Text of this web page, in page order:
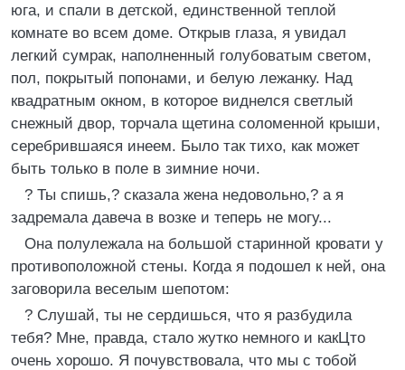
юга, и спали в детской, единственной теплой
комнате во всем доме. Открыв глаза, я увидал
легкий сумрак, наполненный голубоватым светом,
пол, покрытый попонами, и белую лежанку. Над
квадратным окном, в которое виднелся светлый
снежный двор, торчала щетина соломенной крыши,
серебрившаяся инеем. Было так тихо, как может
быть только в поле в зимние ночи.
? Ты спишь,? сказала жена недовольно,? а я
задремала давеча в возке и теперь не могу...
Она полулежала на большой старинной кровати у
противоположной стены. Когда я подошел к ней, она
заговорила веселым шепотом:
? Слушай, ты не сердишься, что я разбудила
тебя? Мне, правда, стало жутко немного и какЦто
очень хорошо. Я почувствовала, что мы с тобой